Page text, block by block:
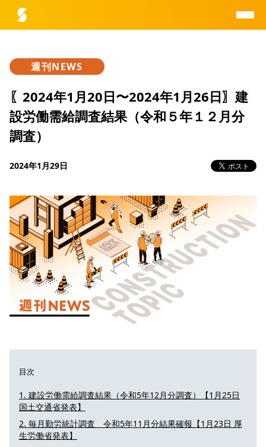
助太刀総研とは
データ一覧
研究員紹介
お問合せ
週刊NEWS
〖2024年1月20日〜2024年1月26日〗建
設労働需給調査結果（令和５年１２月分
調査）
2024年1月29日
目次
建設労働需給調査結果（令和5年12月分調査）【1月25日
国土交通省発表】
毎月勤労統計調査 令和5年11月分結果確報【1月23日 厚
生労働省発表】